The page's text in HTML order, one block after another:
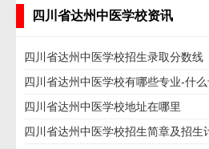
四川省达州中医学校资讯
四川省达州中医学校招生录取分数线
四川省达州中医学校有哪些专业-什
四川省达州中医学校地址在哪里
四川省达州中医学校招生简章及招生